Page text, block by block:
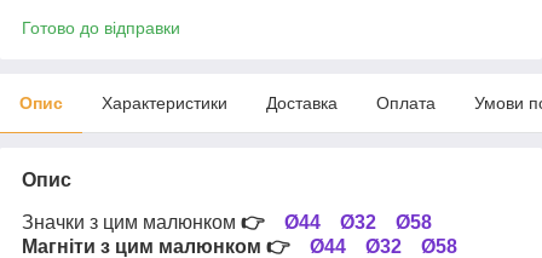
Готово до відправки
Опис Характеристики Доставка Оплата Умови
Опис
Значки з цим малюнком 👉 Ø44 Ø32
Ø58
Магніти з цим малюнком 👉 Ø44 Ø32
Ø58